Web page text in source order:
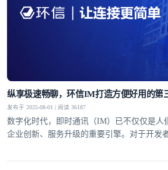
纵享极速畅聊，环信IM打造方便好用的第
发布于 2025-08-01 | 阅读 36187
数字化时代，即时通讯（IM）已不仅仅是人
企业创新、服务升级的重要引擎。对于开发
效率，降低运维成本。